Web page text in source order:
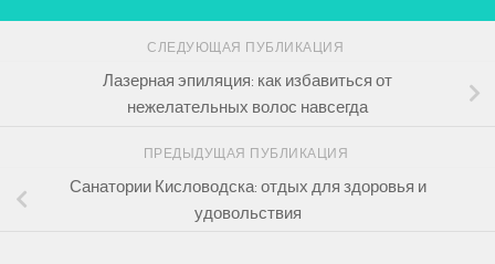
СЛЕДУЮЩАЯ ПУБЛИКАЦИЯ
Лазерная эпиляция: как избавиться от
нежелательных волос навсегда
ПРЕДЫДУЩАЯ ПУБЛИКАЦИЯ
Санатории Кисловодска: отдых для здоровья и
удовольствия